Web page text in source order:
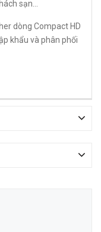
sạn...
dòng Compact HD
khẩu và phân phối